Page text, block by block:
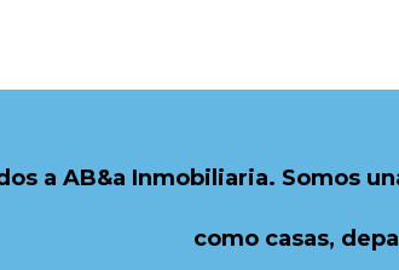
a AB&a Inmobiliaria. Somos
como casas,